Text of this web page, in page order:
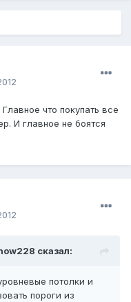
что покупать все
И главное не боятся
сказал:
потолки и
пороги из